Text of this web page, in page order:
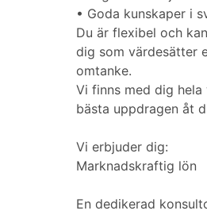
• Goda kunskaper i
Du är flexibel och
dig som värdesätter
omtanke.
Vi finns med dig
bästa uppdragen åt
Vi erbjuder dig:
Marknadskraftig lön
En dedikerad